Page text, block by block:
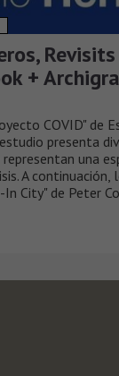
+
COVID" de
presenta
una
A
City" de Peter